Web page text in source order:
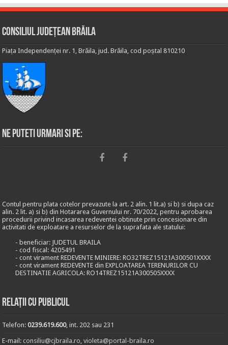
Consiliul Județean Brăila
Piața Independenței nr. 1, Brăila, jud. Brăila, cod poștal 810210
Ne puteti urmari si pe:
Contul pentru plata cotelor prevazute la art. 2 alin. 1 lit.a) si b) si dupa caz
alin. 2 lit. a) si b) din Hotararea Guvernului nr. 70/2022, pentru aprobarea
procedurii privind incasarea redeventei obtinute prin concesionare din
activitati de exploatare a resurselor de la suprafata ale statului:
- beneficiar: JUDETUL BRAILA
- cod fiscal: 4205491
- cont virament REDEVENTE MINIERE: RO32TREZ15121A300501XXXX
- cont virament REDEVENTE din EXPLOATAREA TERENURILOR CU
DESTINATIE AGRICOLA: RO14TREZ15121A300505XXXX
Relații cu publicul
Telefon:0239.619.600, int. 202 sau 231
E-mail:consiliu@cjbraila.ro,violeta@portal-braila.ro